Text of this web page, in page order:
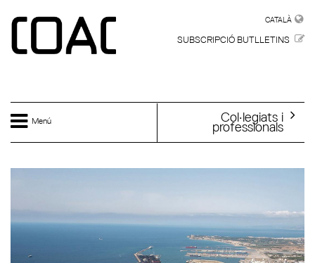
CATALÀ
SUBSCRIPCIÓ BUTLLETINS
Menú Col·legiats i
professionals